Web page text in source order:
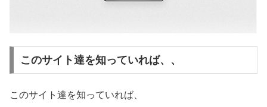
このサイト達を知っていれば、、
このサイト達を知っていれば、